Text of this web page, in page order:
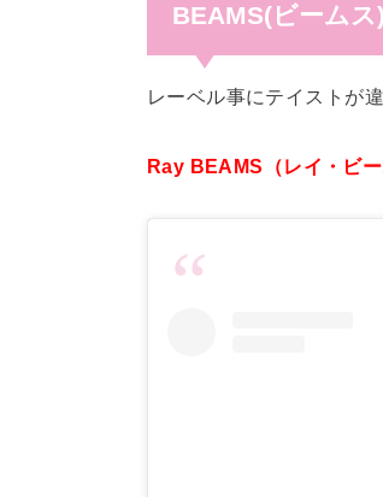
BEAMS(ビームス)
レーベル事にテイストが
Ray BEAMS（レイ・ビー